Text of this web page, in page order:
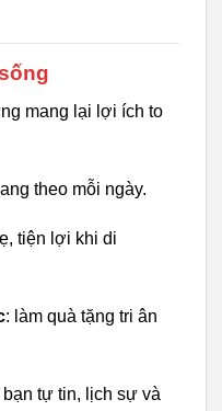
mang lại lợi ích to
theo mỗi ngày.
tiện lợi khi di
: làm quà tặng tri ân
bạn tự tin, lịch sự và